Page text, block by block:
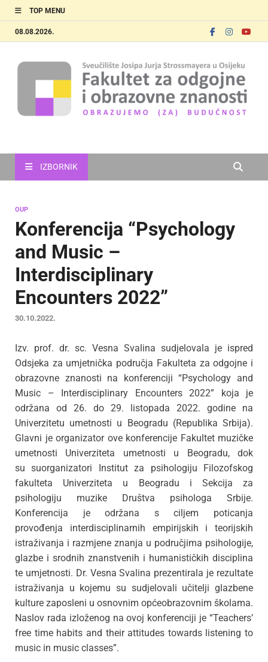
TOP MENU
08.08.2026.
IZBORNIK
OUP
Konferencija “Psychology
and Music –
Interdisciplinary
Encounters 2022”
30.10.2022.
Izv. prof. dr. sc. Vesna Svalina sudjelovala je ispred
Odsjeka za umjetnička područja Fakulteta za odgojne i
obrazovne znanosti na konferenciji “Psychology and
Music – Interdisciplinary Encounters 2022” koja je
održana od 26. do 29. listopada 2022. godine na
Univerzitetu umetnosti u Beogradu (Republika Srbija).
Glavni je organizator ove konferencije Fakultet muzičke
umetnosti Univerziteta umetnosti u Beogradu, dok
su suorganizatori Institut za psihologiju Filozofskog
fakulteta Univerziteta u Beogradu i Sekcija za
psihologiju muzike Društva psihologa Srbije.
Konferencija je održana s ciljem poticanja
provođenja interdisciplinarnih empirijskih i teorijskih
istraživanja i razmjene znanja u područjima psihologije,
glazbe i srodnih znanstvenih i humanističkih disciplina
te umjetnosti. Dr. Vesna Svalina prezentirala je rezultate
istraživanja u kojemu su sudjelovali učitelji glazbene
kulture zaposleni u osnovnim općeobrazovnim školama.
Naslov rada izloženog na ovoj konferenciji je “Teachers’
free time habits and their attitudes towards listening to
music in music classes”.